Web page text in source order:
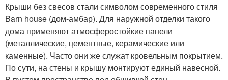
Крыши без свесов стали символом современного стиля
Barn house (дом-амбар). Для наружной отделки такого
дома применяют атмосферостойкие панели
(металлические, цементные, керамические или
каменные). Часто они же служат кровельным покрытием.
По сути, на стены и крышу монтируют единый навесной.